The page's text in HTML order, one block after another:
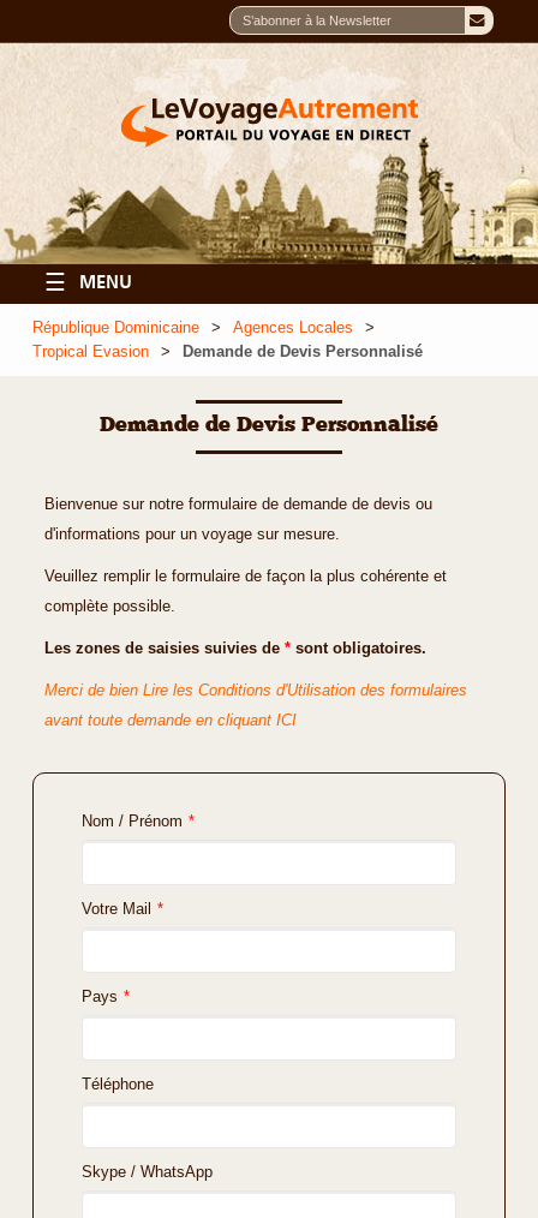
☰ MENU
République Dominicaine
Agences Locales
Tropical Evasion
Demande de Devis Personnalisé
Demande de Devis Personnalisé
Bienvenue sur notre formulaire de demande de devis ou
d'informations pour un voyage sur mesure.
Veuillez remplir le formulaire de façon la plus cohérente et
complète possible.
Les zones de saisies suivies de * sont obligatoires.
Merci de bien Lire les Conditions d'Utilisation des formulaires
avant toute demande en cliquant ICI
Nom / Prénom *
Votre Mail *
Pays *
Téléphone
Skype / WhatsApp